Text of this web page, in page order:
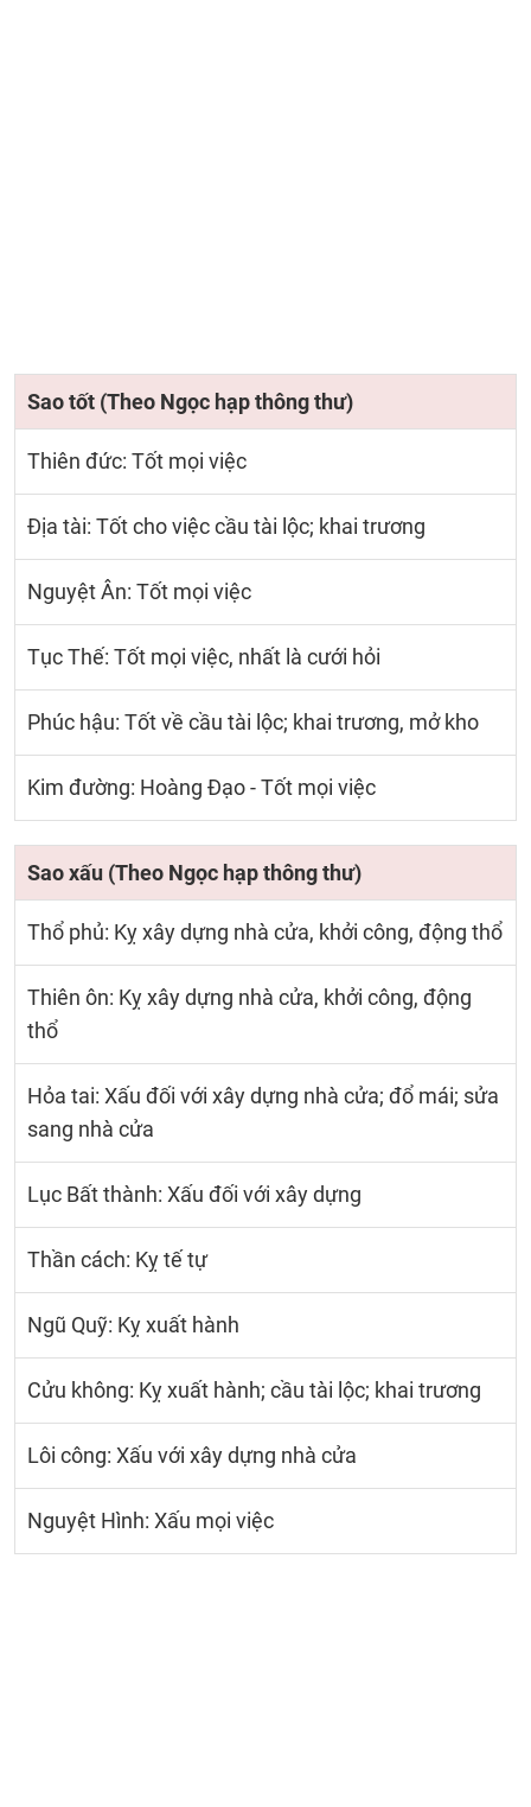
Sao tốt (Theo Ngọc hạp thông thư)
Thiên đức: Tốt mọi việc
Địa tài: Tốt cho việc cầu tài lộc; khai trương
Nguyệt Ân: Tốt mọi việc
Tục Thế: Tốt mọi việc, nhất là cưới hỏi
Phúc hậu: Tốt về cầu tài lộc; khai trương, mở kho
Kim đường: Hoàng Đạo - Tốt mọi việc
Sao xấu (Theo Ngọc hạp thông thư)
Thổ phủ: Kỵ xây dựng nhà cửa, khởi công, động thổ
Thiên ôn: Kỵ xây dựng nhà cửa, khởi công, động
thổ
Hỏa tai: Xấu đối với xây dựng nhà cửa; đổ mái; sửa
sang nhà cửa
Lục Bất thành: Xấu đối với xây dựng
Thần cách: Kỵ tế tự
Ngũ Quỹ: Kỵ xuất hành
Cửu không: Kỵ xuất hành; cầu tài lộc; khai trương
Lôi công: Xấu với xây dựng nhà cửa
Nguyệt Hình: Xấu mọi việc